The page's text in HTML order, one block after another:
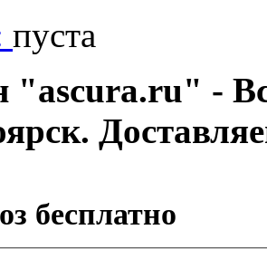
пуста
"ascura.ru" -
бесплатно